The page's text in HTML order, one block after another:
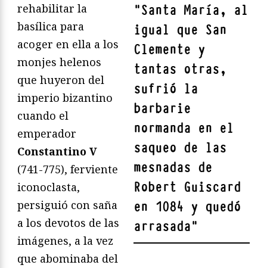
"Santa María, al
igual que San
Clemente y
tantas otras,
sufrió la
barbarie
normanda en el
saqueo de las
mesnadas de
Robert Guiscard
en 1084 y quedó
arrasada"
rehabilitar la
basílica para
acoger en ella a los
monjes helenos
que huyeron del
imperio bizantino
cuando el
emperador
Constantino V
(741-775), ferviente
iconoclasta,
persiguió con saña
a los devotos de las
imágenes, a la vez
que abominaba del